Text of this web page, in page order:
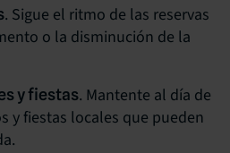
. Sigue el ritmo de las reservas
o la disminución de la
y fiestas. Mantente al día de
y fiestas locales que pueden